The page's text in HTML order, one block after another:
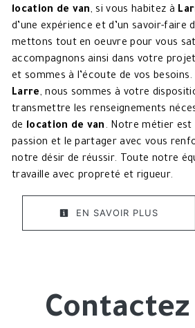
location de van, si vous habitez à
d’une expérience et d’un savoir-faire
mettons tout en oeuvre pour vous
accompagnons ainsi dans votre
et sommes à l’écoute de vos besoins.
Larre, nous sommes à votre
transmettre les renseignements
de location de van . Notre métier
passion et le partager avec vous
notre désir de réussir. Toute notre
travaille avec propreté et rigueur.
EN SAVOIR PLUS
Contactez